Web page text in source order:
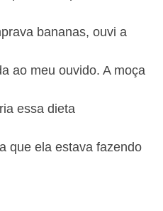
bananas, ouvi a
ao meu ouvido. A moça
essa dieta
que ela estava fazendo